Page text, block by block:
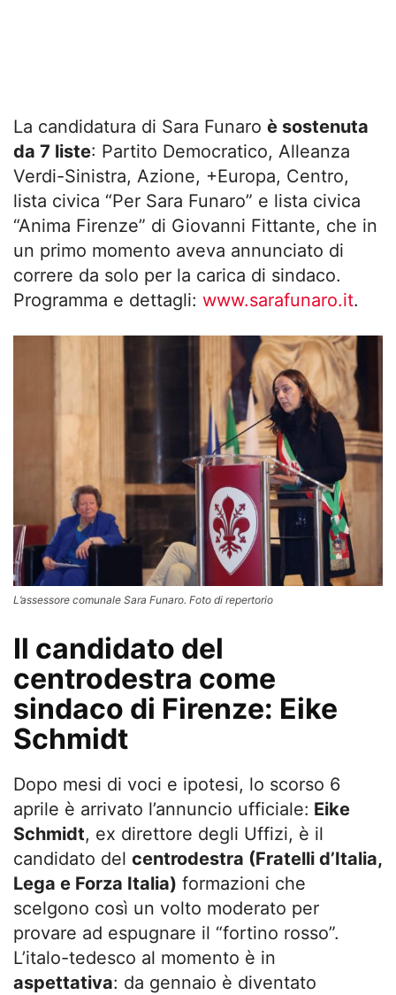
La candidatura di Sara Funaro è sostenuta
da 7 liste: Partito Democratico, Alleanza
Verdi-Sinistra, Azione, +Europa, Centro,
lista civica “Per Sara Funaro” e lista civica
“Anima Firenze” di Giovanni Fittante, che in
un primo momento aveva annunciato di
correre da solo per la carica di sindaco.
Programma e dettagli: www.sarafunaro.it.
L’assessore comunale Sara Funaro. Foto di repertorio
Il candidato del
centrodestra come
sindaco di Firenze: Eike
Schmidt
Dopo mesi di voci e ipotesi, lo scorso 6
aprile è arrivato l’annuncio ufficiale: Eike
Schmidt, ex direttore degli Uffizi, è il
candidato del centrodestra (Fratelli d’Italia,
Lega e Forza Italia) formazioni che
scelgono così un volto moderato per
provare ad espugnare il “fortino rosso”.
L’italo-tedesco al momento è in
aspettativa: da gennaio è diventato